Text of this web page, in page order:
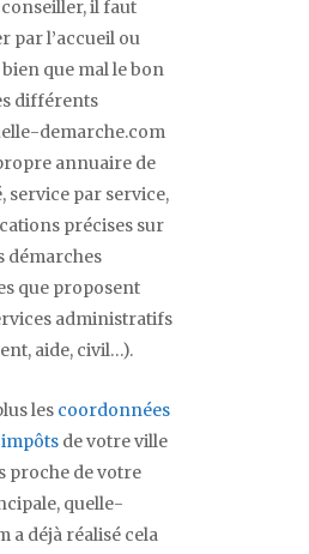
il faut
par l’accueil ou
que mal le bon
différents
demarche.com
annuaire de
service par service,
précises sur
démarches
que proposent
administratifs
aide, civil…).
les coordonnées
de votre ville
proche de votre
quelle-
a déjà réalisé cela